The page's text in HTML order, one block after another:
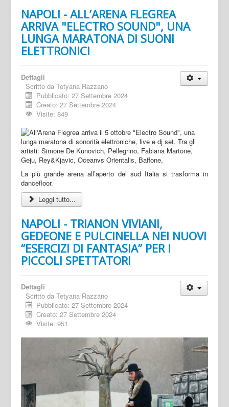
NAPOLI - ALL’ARENA FLEGREA
ARRIVA "ELECTRO SOUND", UNA
LUNGA MARATONA DI SUONI
ELETTRONICI
Dettagli
Scritto da Tetyana Razzano
Pubblicato: 27 Settembre 2024
Creato: 27 Settembre 2024
Visite: 849
La più grande arena all’aperto del sud Italia si trasforma in
dancefloor.
Leggi tutto...
NAPOLI - TRIANON VIVIANI,
GEDEONE E PULCINELLA NEI NUOVI
“ESERCIZI DI FANTASIA” PER I
PICCOLI SPETTATORI
Dettagli
Scritto da Tetyana Razzano
Pubblicato: 27 Settembre 2024
Creato: 27 Settembre 2024
Visite: 951